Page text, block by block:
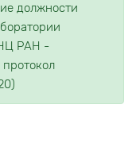
должности
РАН -